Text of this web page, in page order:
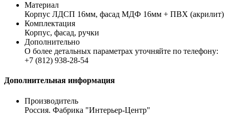
Материал
Корпус ЛДСП 16мм, фасад МДФ 16мм + ПВХ (акрилит)
Комплектация
Корпус, фасад, ручки
Дополнительно
О более детальных параметрах уточняйте по телефону:
+7 (812) 938-28-54
Дополнительная информация
Производитель
Россия. Фабрика "Интерьер-Центр"